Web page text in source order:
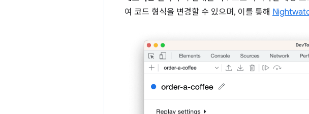
여 코드 형식을 변경할 수 있으며, 이를 통해